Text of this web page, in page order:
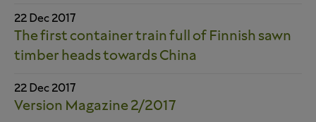
22 Dec 2017
The first container train full of Finnish sawn
timber heads towards China
22 Dec 2017
Version Magazine 2/2017